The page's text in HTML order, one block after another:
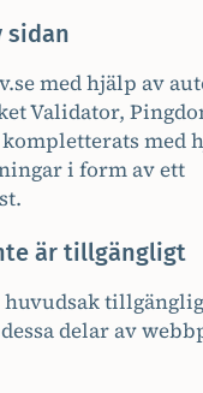
sidan
med hjälp av
Validator,
med
i form av ett
är tillgängligt
delar av